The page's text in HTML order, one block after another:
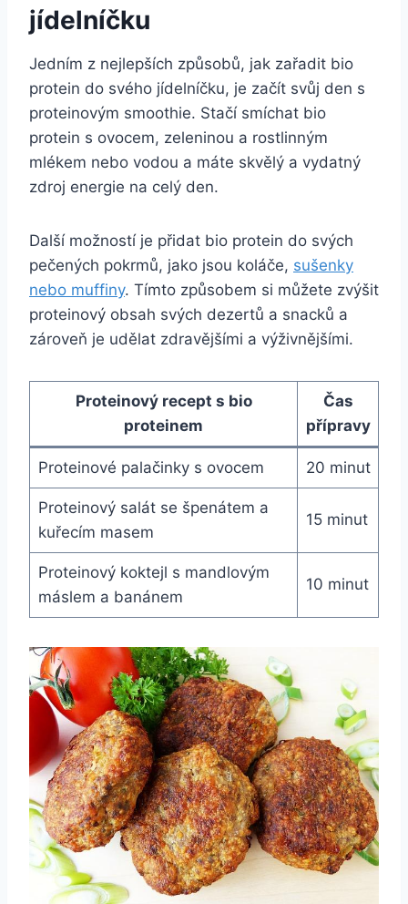
jídelníčku
Jedním​ z nejlepších způsobů,⁢ jak zařadit bio
protein do svého jídelníčku, je začít svůj den s
proteinovým smoothie.​ Stačí smíchat ‌bio
protein s ovocem, zeleninou⁤ a rostlinným
mlékem nebo vodou a máte skvělý a vydatný
zdroj energie na⁢ celý ‍den.
Další možností je přidat bio protein do⁢ svých
pečených pokrmů, jako jsou koláče, sušenky
nebo muffiny. Tímto způsobem ⁤si můžete zvýšit
proteinový ‌obsah svých dezertů ​a snacků a
‌zároveň je udělat zdravějšími a výživnějšími.
Proteinový recept s bio
proteinem
Čas
přípravy
Proteinové palačinky s ⁢ovocem 20 minut
Proteinový salát se špenátem a
kuřecím masem
15 minut
Proteinový koktejl s mandlovým
máslem a banánem
10 ‍minut